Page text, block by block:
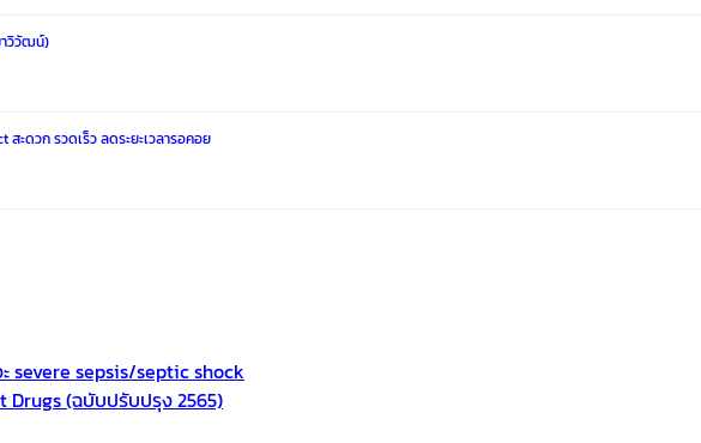
วิวัฒน์)
ะดวก รวดเร็ว ลดระยะเวลารอคอย
severe sepsis/septic shock
Drugs (ฉบับปรับปรุง 2565)